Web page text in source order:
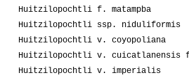
Huitzilopochtli f. matampba
Huitzilopochtli ssp. niduliformis
Huitzilopochtli v. coyopoliana
Huitzilopochtli v. cuicatlanensis
Huitzilopochtli v. imperialis